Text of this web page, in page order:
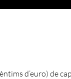
d’euro) de